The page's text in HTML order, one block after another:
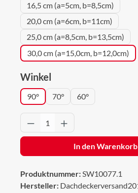
16,5 cm (a=5cm, b=8,5cm)
20,0 cm (a=6cm, b=11cm)
25,0 cm (a=8,5cm, b=13,5cm)
30,0 cm (a=15,0cm, b=12,0cm)
Winkel
90° 70° 60°
Produkt Anzahl: Gib
In den Warenkorb
Produktnummer:SW10077.1
Hersteller: